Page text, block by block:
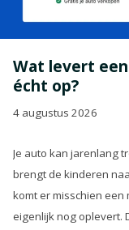
Wat levert
écht op?
4 augustus 2026
Je auto kan jarenlang
brengt de kinderen
komt er misschien
eigenlijk nog oplevert.